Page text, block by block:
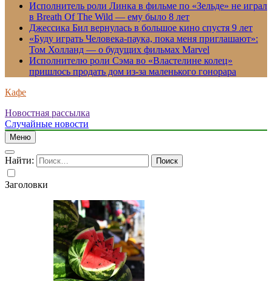
Исполнитель роли Линка в фильме по «Зельде» не играл
в Breath Of The Wild — ему было 8 лет
Джессика Бил вернулась в большое кино спустя 9 лет
«Буду играть Человека-паука, пока меня приглашают»:
Том Холланд — о будущих фильмах Marvel
Исполнителю роли Сэма во «Властелине колец»
пришлось продать дом из-за маленького гонорара
Кафе
Новостная рассылка
Случайные новости
Меню
Найти:
Заголовки